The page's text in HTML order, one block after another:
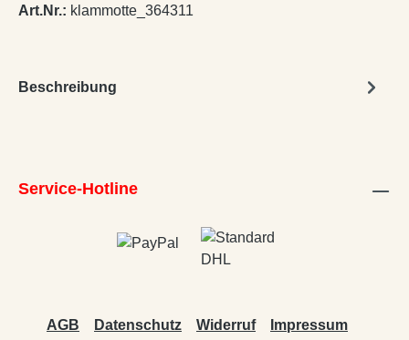
Art.Nr.: klammotte_364311
Beschreibung
Service-Hotline
AGB Datenschutz Widerruf Impressum